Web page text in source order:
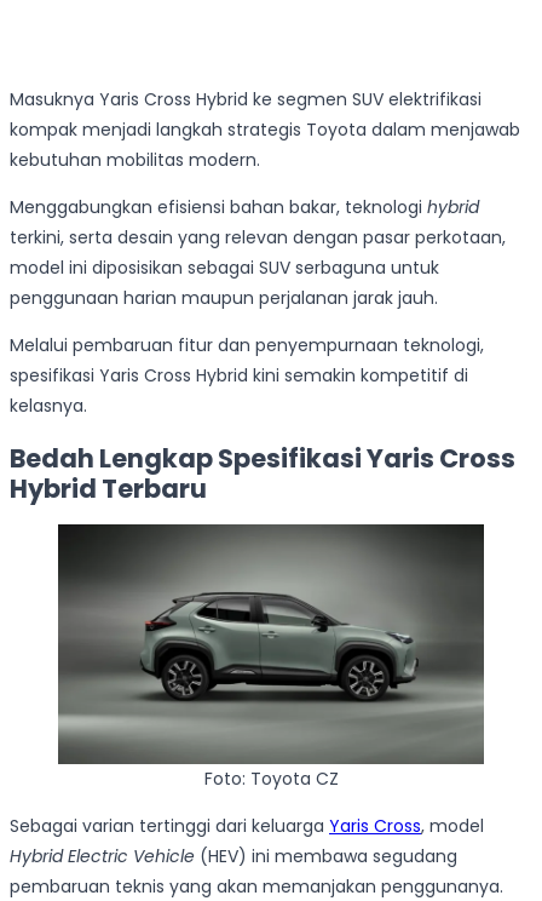
Masuknya Yaris Cross Hybrid ke segmen SUV elektrifikasi
kompak menjadi langkah strategis Toyota dalam menjawab
kebutuhan mobilitas modern.
Menggabungkan efisiensi bahan bakar, teknologi hybrid
terkini, serta desain yang relevan dengan pasar perkotaan,
model ini diposisikan sebagai SUV serbaguna untuk
penggunaan harian maupun perjalanan jarak jauh.
Melalui pembaruan fitur dan penyempurnaan teknologi,
spesifikasi Yaris Cross Hybrid kini semakin kompetitif di
kelasnya.
Bedah Lengkap Spesifikasi Yaris Cross
Hybrid Terbaru
Foto: Toyota CZ
Sebagai varian tertinggi dari keluarga Yaris Cross, model
Hybrid Electric Vehicle (HEV) ini membawa segudang
pembaruan teknis yang akan memanjakan penggunanya.